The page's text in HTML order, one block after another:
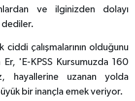
ve ilginizden dolayı
çalışmalarının olduğunu
'E-KPSS Kursumuzda 160
hayallerine uzanan yolda
bir inançla emek veriyor.